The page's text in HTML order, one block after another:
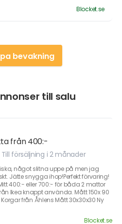
Blocket.se
bevakning
till salu
från 400:-
Till försäljning i 2 månader
något slitna uppe på men jag
Jätte snygga ihop!Perfekt förvaring!
400:- eller 700:- för båda 2 mattor
Ikea knappt använda. Mått 150x 90
från Åhlens Mått 30x30x30 Ny
Blocket.se